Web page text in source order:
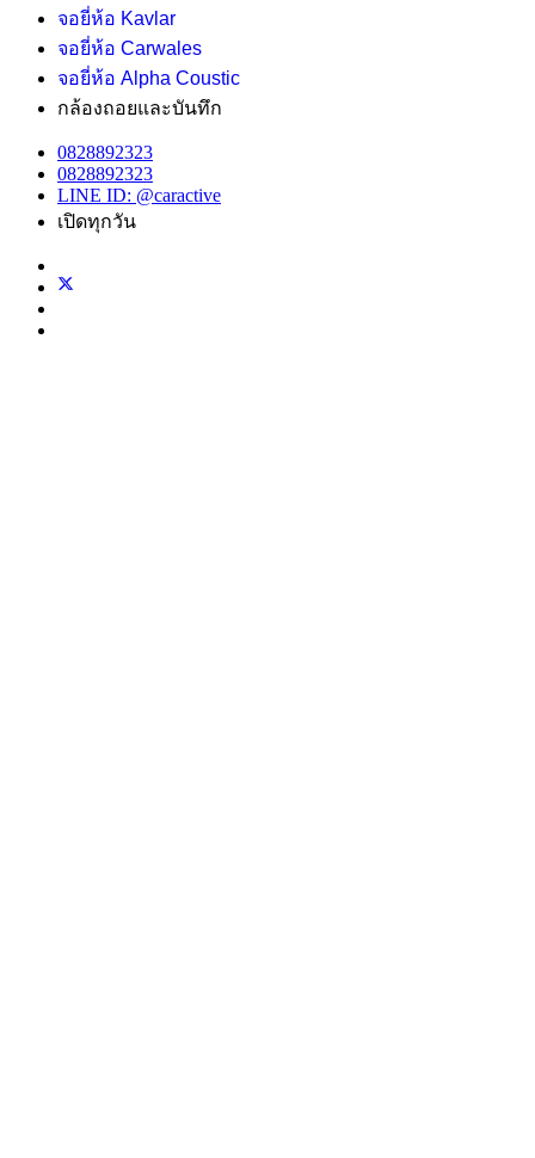
จอยี่ห้อ Kavlar
จอยี่ห้อ Carwales
จอยี่ห้อ Alpha Coustic
กล้องถอยและบันทึก
0828892323
0828892323
LINE ID: @caractive
เปิดทุกวัน